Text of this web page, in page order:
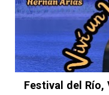
Festival del Río,